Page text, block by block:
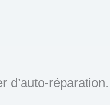
d’auto-réparation.